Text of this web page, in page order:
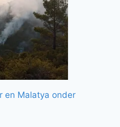
en Malatya onder